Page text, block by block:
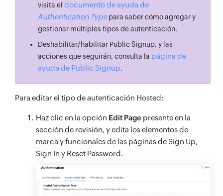
visita el documento de ayuda de
Authentication Typepara saber cómo agregar y
gestionar múltiples tipos de autenticación.
Deshabilitar/habilitar Public Signup, y las
acciones que seguirán, consulta la página de
ayuda de Public Signup.
Para editar el tipo de autenticación Hosted:
Haz clic en la opción Edit Page presente en la
sección de revisión, y edita los elementos de
marca y funcionales de las páginas de Sign Up,
Sign In y Reset Password.